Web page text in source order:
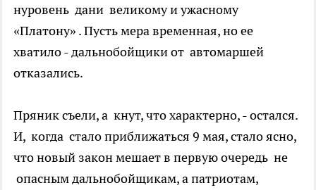
нуровень дани великому и ужасному
«Платону» . Пусть мера временная, но ее
хватило - дальнобойщики от автомаршей
отказались.
Пряник съели, а кнут, что характерно, - остался.
И, когда стало приближаться 9 мая, стало ясно,
что новый закон мешает в первую очередь не
опасным дальнобойщикам, а патриотам,